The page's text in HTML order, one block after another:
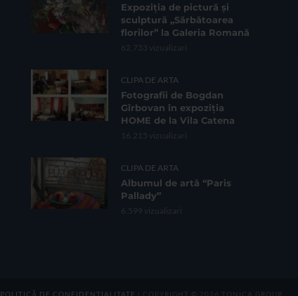
Expoziția de pictură și
sculptură „Sărbătoarea
florilor” la Galeria Romană
62.733 vizualizari
CLIPA DE ARTA
Fotografii de Bogdan
Gîrbovan în expoziția
HOME de la Vila Catena
16.215 vizualizari
CLIPA DE ARTA
Albumul de artă “Paris
Pallady”
6.599 vizualizari
POLITICĂ DE CONFIDENȚIALITATE | COPYRIGHT © 2026 TONICA GROUP